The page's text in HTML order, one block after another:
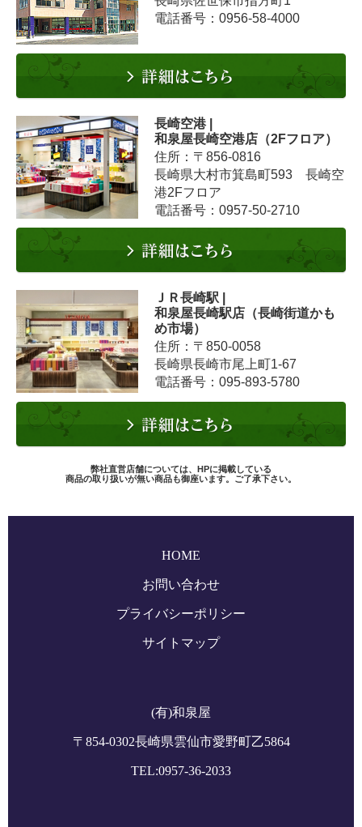
電話番号：0956-58-4000
長崎空港 |
和泉屋長崎空港店（2Fフロア）
住所：〒856-0816
長崎県大村市箕島町593 長崎空
港2Fフロア
電話番号：0957-50-2710
ＪＲ長崎駅 |
和泉屋長崎駅店（長崎街道かも
め市場）
住所：〒850-0058
長崎県長崎市尾上町1-67
電話番号：095-893-5780
弊社直営店舗については、HPに掲載している
商品の取り扱いが無い商品も御座います。ご了承下さい。
HOME
お問い合わせ
プライバシーポリシー
サイトマップ
(有)和泉屋
〒854-0302長崎県雲仙市愛野町乙5864
TEL:0957-36-2033